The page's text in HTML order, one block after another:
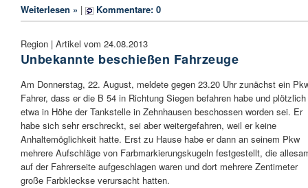
Weiterlesen » | Kommentare: 0
Region | Artikel vom 24.08.2013
Unbekannte beschießen Fahrzeuge
Am Donnerstag, 22. August, meldete gegen 23.20 Uhr zunächst ein
Fahrer, dass er die B 54 in Richtung Siegen befahren habe und plötzlich
etwa in Höhe der Tankstelle in Zehnhausen beschossen worden sei. Er
habe sich sehr erschreckt, sei aber weitergefahren, weil er keine
Anhaltemöglichkeit hatte. Erst zu Hause habe er dann an seinem Pkw
mehrere Aufschläge von Farbmarkierungskugeln festgestellt, die
auf der Fahrerseite aufgeschlagen waren und dort mehrere Zentimeter
große Farbkleckse verursacht hatten.